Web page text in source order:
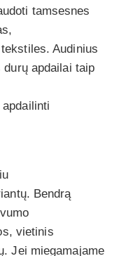
tamsesnes
Audinius
apdailai taip
Bendrą
vietinis
Jei miegamajame